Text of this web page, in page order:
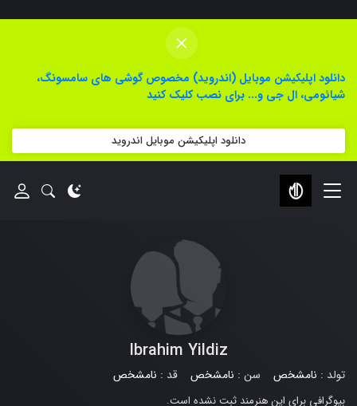
×
دانلود اپلیکیشن موبایل (اندروید) مخصوص گوشی های سامسونگ،
شیائومی، ال جی و... برای نصب کلیک کنید
دانلود اپلیکیشن موبایل اندروید
Ibrahim Yildiz
تولد : نامشخص سن : نامشخص قد : نامشخص
بیوگرافی برای این هنرمند ثبت نشده است.